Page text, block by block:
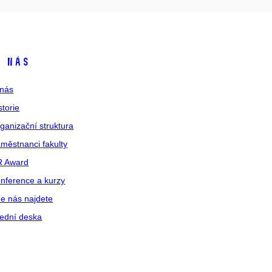
nás
struktura
fakulty
Award
a kurzy
nás najdete
deska